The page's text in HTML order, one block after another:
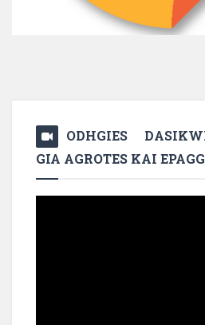
ODHGIES
GIA AGROTES KAI